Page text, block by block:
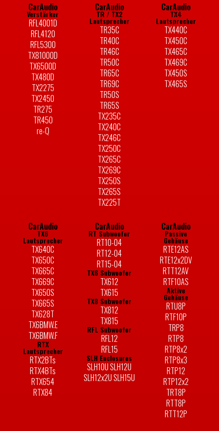
CarAudio
Verstärker
RFL4001D
RFL4120
RFL5300
TX81000D
TX6500D
TX480D
TX2275
TX2450
TR275
TR450
re-Q
CarAudio
TR / TX2
Lautsprecher
TR35C
TR40C
TR46C
TR50C
TR65C
TR69C
TR50S
TR65S
TX235C
TX240C
TX246C
TX250C
TX265C
TX269C
TX250S
TX265S
TX225T
CarAudio
TX4
Lautsprecher
TX440C
TX450C
TX465C
TX469C
TX450S
TX465S
CarAudio
TX6
Lautsprecher
TX640C
TX650C
TX665C
TX669C
TX650S
TX665S
TX628T
TX6BMW.E
TX6BMW.F
RTX
Lautsprecher
RTX2BTs
RTX4BTs
RTX654
RTX84
CarAudio
RT Subwoofer
RT10-04
RT12-04
RT15-04
TX6 Subwoofer
TX612
TX615
TX8 Subwoofer
TX812
TX815
RFL Subwoofer
RFL12
RFL15
SLH Enclosures
SLH10U SLH12U
SLH12x2U SLH15U
CarAudio
Passive
Gehäuse
RTE12AS
RTE12x2DV
RTT12AV
RTF10AS
Aktive
Gehäuse
RTU8P
RTF10P
TRP8
RTP8
RTP8x2
RTP8x3
RTP12
RTP12x2
TRT8P
RTT8P
RTT12P